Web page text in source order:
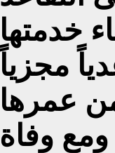
خدمتها
عمرها
ومع وفاة